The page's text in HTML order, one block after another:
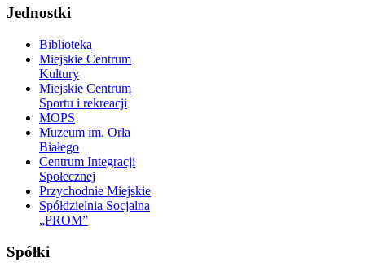
Jednostki
Biblioteka
Miejskie Centrum
Kultury
Miejskie Centrum
Sportu i rekreacji
MOPS
Muzeum im. Orła
Białego
Centrum Integracji
Społecznej
Przychodnie Miejskie
Spółdzielnia Socjalna
„PROM”
Spółki